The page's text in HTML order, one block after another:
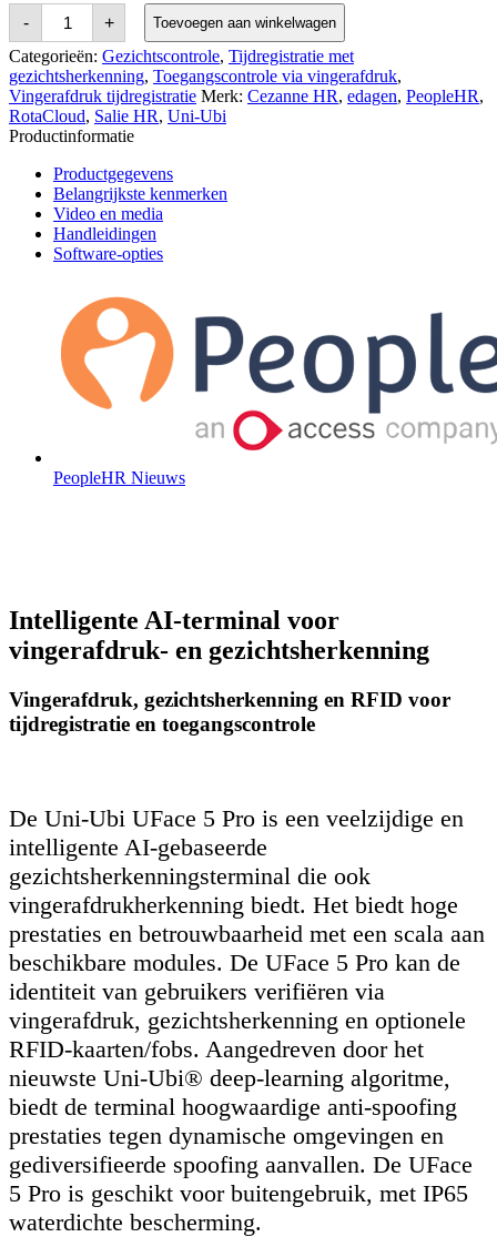
-
Uni-
Ubi
UFace
5
Pro
Fingerprint
&
Facial
Terminal
aantal
+ Toevoegen aan winkelwagen
Categorieën: Gezichtscontrole, Tijdregistratie met
gezichtsherkenning, Toegangscontrole via vingerafdruk,
Vingerafdruk tijdregistratie Merk: Cezanne HR, edagen, PeopleHR,
RotaCloud, Salie HR, Uni-Ubi
Productinformatie
Productgegevens
Belangrijkste kenmerken
Video en media
Handleidingen
Software-opties
PeopleHR Nieuws
Intelligente AI-terminal voor
vingerafdruk- en gezichtsherkenning
Vingerafdruk, gezichtsherkenning en RFID voor
tijdregistratie en toegangscontrole
De Uni-Ubi UFace 5 Pro is een veelzijdige en
intelligente AI-gebaseerde
gezichtsherkenningsterminal die ook
vingerafdrukherkenning biedt. Het biedt hoge
prestaties en betrouwbaarheid met een scala aan
beschikbare modules. De UFace 5 Pro kan de
identiteit van gebruikers verifiëren via
vingerafdruk, gezichtsherkenning en optionele
RFID-kaarten/fobs. Aangedreven door het
nieuwste Uni-Ubi® deep-learning algoritme,
biedt de terminal hoogwaardige anti-spoofing
prestaties tegen dynamische omgevingen en
gediversifieerde spoofing aanvallen. De UFace
5 Pro is geschikt voor buitengebruik, met IP65
waterdichte bescherming.